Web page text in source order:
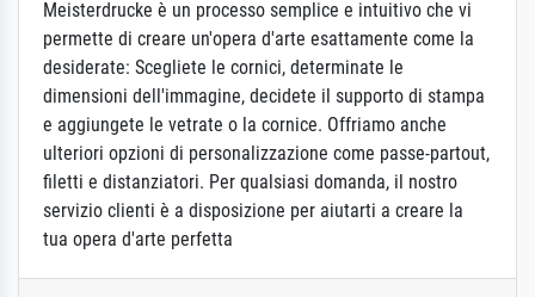
Meisterdrucke è un processo semplice e intuitivo che vi
permette di creare un'opera d'arte esattamente come la
desiderate: Scegliete le cornici, determinate le
dimensioni dell'immagine, decidete il supporto di stampa
e aggiungete le vetrate o la cornice. Offriamo anche
ulteriori opzioni di personalizzazione come passe-partout,
filetti e distanziatori. Per qualsiasi domanda, il nostro
servizio clienti è a disposizione per aiutarti a creare la
tua opera d'arte perfetta